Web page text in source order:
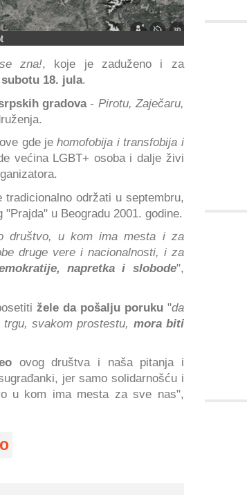
zna!, koje je zaduženo i za
subotu 18. jula.
gradova- Pirotu, Zaječaru,
gde jehomofobija i transfobija i
većina LGBT+ osoba i dalje živi
održati u septembru,
u Beogradu 2001. godine.
društvo, u kom ima mesta i za
druge vere i nacionalnosti, i za
napretka i slobode",
žele da pošalju poruku"da
svakom prostestu, mora biti
ovog društva i naša pitanja i
jer samo solidarnošću i
u kom ima mesta za sve nas",